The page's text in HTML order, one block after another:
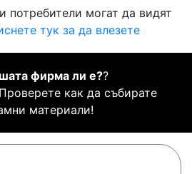
потребители могат да видят
тук за да влезете
фирма ли е??
Проверете как да събирате
материали!